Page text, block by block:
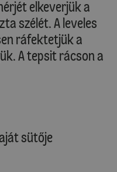
elkeverjük a
szélét. A leveles
ráfektetjük a
A tepsit rácson a
sütője